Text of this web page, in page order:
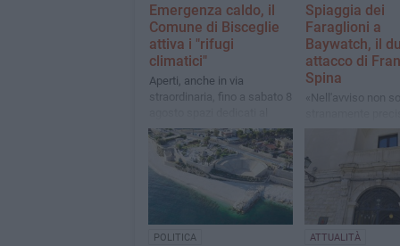
Emergenza caldo, il
Comune di Bisceglie
attiva i "rifugi
climatici"
Aperti, anche in via
straordinaria, fino a sabato 8
refrigerio e alla protezione
dalle alte temperature
Spiaggia dei
Faraglioni a
Baywatch, il
attacco di
Spina
«Nell'avviso non
condizioni
termini. La
sarà a vita?»
POLITICA ATTUALITÀ